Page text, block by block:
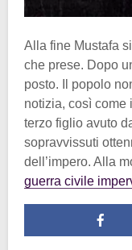
Alla fine Mustafa
che prese. Dopo
posto. Il popolo
notizia, così come
terzo figlio avuto
sopravvissuti
dell’impero. Alla
guerra civile